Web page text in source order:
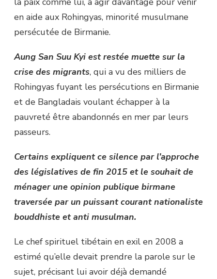
en aide aux Rohingyas, minorité musulmane
persécutée de Birmanie.
Aung San Suu Kyi est restée muette sur la
crise des migrants, qui a vu des milliers de
Rohingyas fuyant les persécutions en Birmanie
et de Bangladais voulant échapper à la
pauvreté être abandonnés en mer par leurs
passeurs.
Certains expliquent ce silence par l’approche
des législatives de fin 2015 et le souhait de
ménager une opinion publique birmane
traversée par un puissant courant nationaliste
bouddhiste et anti musulman.
Le chef spirituel tibétain en exil en 2008 a
estimé qu’elle devait prendre la parole sur le
sujet, précisant lui avoir déjà demandé